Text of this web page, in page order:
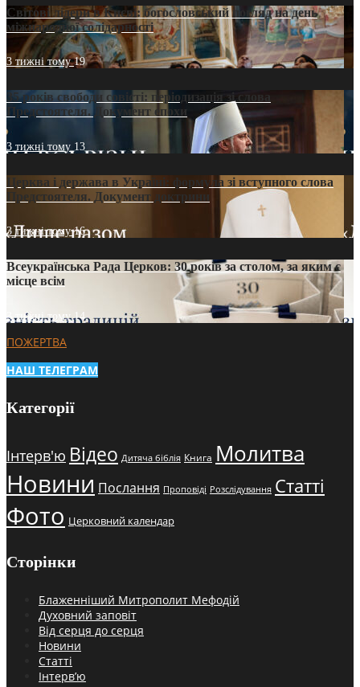
Світові лідери в Києві: богословський погляд на день
міжнародної солідарності
3 тижні тому19
35 років свободи совісті: періодизація зі слова
Предстоятеля. Документ епохи
3 тижні тому 13
Церква і держава в Україні: формула зі вступного слова
Предстоятеля. Документ доктрини
3 тижні тому16
Всеукраїнська Рада Церков: 30 років за столом, за яким є
місце всім
3 тижні тому14
ПОЖЕРТВА
НАШ ТЕЛЕГРАМ
Категорії
Інтерв'ю Відео Дитяча біблія Книга Молитва
Новини Послання Проповіді Розслідування Статті
Фото Церковний календар
Сторінки
Блаженніший Митрополит Мефодій
Духовний заповіт
Від серця до серця
Новини
Статті
Інтерв’ю